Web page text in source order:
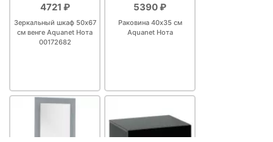
4721 ₽
Зеркальный шкаф 50х67
см венге Aquanet Нота
00172682
5390 ₽
Раковина 40х35 см
Aquanet Нота